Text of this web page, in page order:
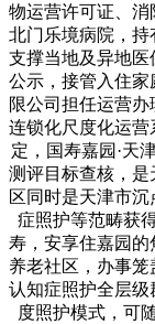
物运营许可证、
北门乐境病院，持
支撑当地及异地
公示，接管入住
限公司担任运营
连锁化尺度化运营
定，国寿嘉园·天
测评目标查核，
区同时是天津市
症照护等范畴获
寿，安享住嘉园
养老社区，办事笼
认知症照护全层
度照护模式，可